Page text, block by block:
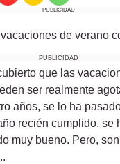
PUBLICIDAD
de verano
PUBLICIDAD
que las
ser realmente
años, se lo ha
recién cumplido, se
muy bueno. Pero,